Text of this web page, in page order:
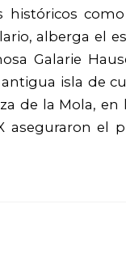
históricos
alberga el
Galarie
isla de
de la Mola, en
aseguraron el